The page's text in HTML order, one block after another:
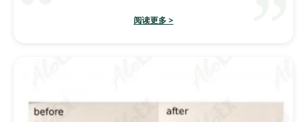
阅读更多 >